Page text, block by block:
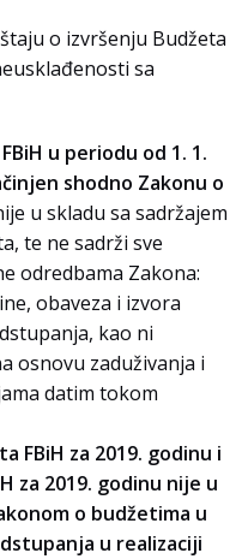
o izvršenju Budžeta
sa
u periodu od 1. 1.
shodno Zakonu o
u skladu sa sadržajem
te ne sadrži sve
odredbama Zakona:
obaveza i izvora
kao ni
osnovu zaduživanja i
datim tokom
FBiH za 2019. godinu i
za 2019. godinu nije u
o budžetima u
u realizaciji